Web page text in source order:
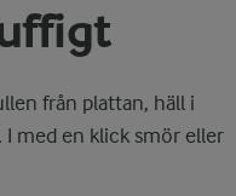
från plattan, häll i
med en klick smör eller